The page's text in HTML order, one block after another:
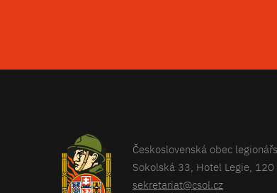
Československá obec
Sokolská 33, Hotel Legie, 120
sekretariat@csol.cz